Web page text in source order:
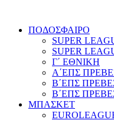
ΠΟΔΟΣΦΑΙΡΟ
SUPER
SUPER
Γ΄ ΕΘΝΙΚΗ
Α΄ΕΠΣ
Β΄ΕΠΣ
Β΄ΕΠΣ
ΜΠΑΣΚΕΤ